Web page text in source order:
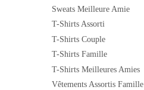
Sweats Meilleure Amie
T-Shirts Assorti
T-Shirts Couple
T-Shirts Famille
T-Shirts Meilleures Amies
Vêtements Assortis Famille